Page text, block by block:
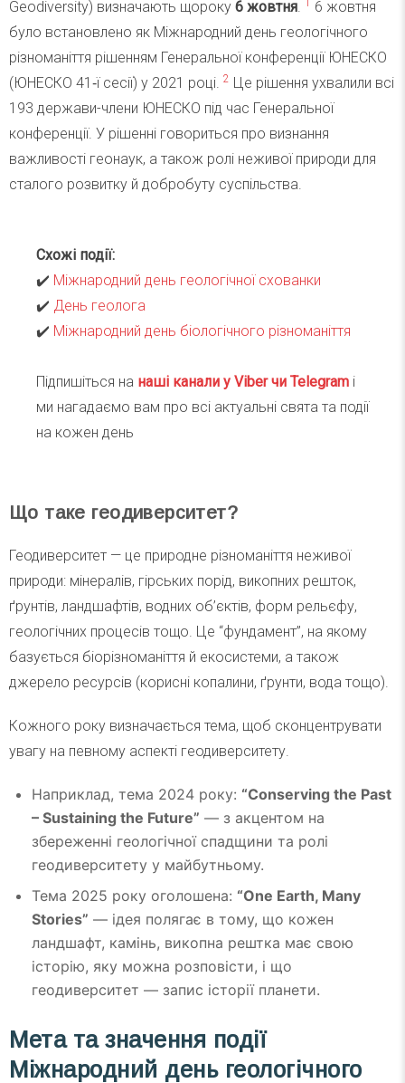
Geodiversity) визначають щороку 6 жовтня. 1
6 жовтня
було встановлено як Міжнародний день геологічного
різноманіття рішенням Генеральної конференції ЮНЕСКО
(ЮНЕСКО 41‑ї сесії) у 2021 році. 2 Це рішення ухвалили всі
193 держави-члени ЮНЕСКО під час Генеральної
конференції. У рішенні говориться про визнання
важливості геонаук, а також ролі неживої природи для
сталого розвитку й добробуту суспільства.
Схожі події:
✔️ Міжнародний день геологічної схованки
✔️ День геолога
✔️ Міжнародний день біологічного різноманіття
Підпишіться на наші канали у Viber чи Telegram і
ми нагадаємо вам про всі актуальні свята та події
на кожен день
Що таке геодиверситет?
Геодиверситет — це природне різноманіття неживої
природи: мінералів, гірських порід, викопних решток,
ґрунтів, ландшафтів, водних об’єктів, форм рельєфу,
геологічних процесів тощо. Це “фундамент”, на якому
базується біорізноманіття й екосистеми, а також
джерело ресурсів (корисні копалини, ґрунти, вода тощо).
Кожного року визначається тема, щоб сконцентрувати
увагу на певному аспекті геодиверситету.
Наприклад, тема 2024 року: “Conserving the Past
– Sustaining the Future” — з акцентом на
збереженні геологічної спадщини та ролі
геодиверситету у майбутньому.
Тема 2025 року оголошена: “One Earth, Many
Stories” — ідея полягає в тому, що кожен
ландшафт, камінь, викопна рештка має свою
історію, яку можна розповісти, і що
геодиверситет — запис історії планети.
Мета та значення події
Міжнародний день геологічного